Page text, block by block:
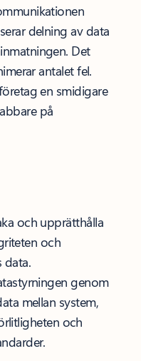
delning av data
Det
antalet fel.
en smidigare
på
och upprätthålla
och
data.
genom
mellan system,
och